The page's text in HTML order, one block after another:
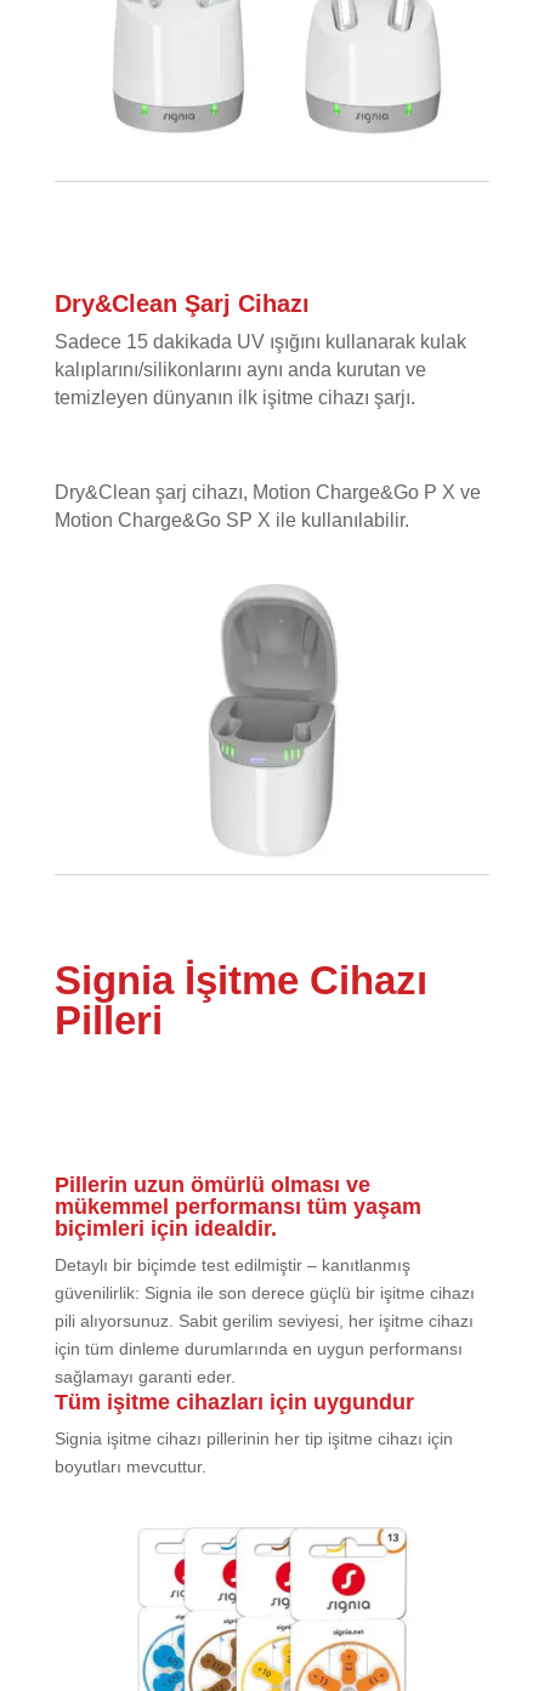
Dry&Clean Şarj Cihazı
Sadece 15 dakikada UV ışığını kullanarak kulak
kalıplarını/silikonlarını aynı anda kurutan ve
temizleyen dünyanın ilk işitme cihazı şarjı.
Dry&Clean şarj cihazı, Motion Charge&Go P X ve
Motion Charge&Go SP X ile kullanılabilir.
Signia İşitme Cihazı
Pilleri
Pillerin uzun ömürlü olması ve
mükemmel performansı tüm yaşam
biçimleri için idealdir.
Detaylı bir biçimde test edilmiştir – kanıtlanmış
güvenilirlik: Signia ile son derece güçlü bir işitme cihazı
pili alıyorsunuz. Sabit gerilim seviyesi, her işitme cihazı
için tüm dinleme durumlarında en uygun performansı
sağlamayı garanti eder.
Tüm işitme cihazları için uygundur
Signia işitme cihazı pillerinin her tip işitme cihazı için
boyutları mevcuttur.